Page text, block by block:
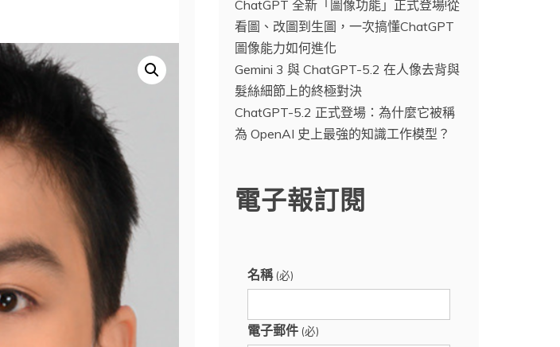
ChatGPT 全新「圖像功能」正式登場!從
看圖、改圖到生圖，一次搞懂ChatGPT
圖像能力如何進化
Gemini 3 與 ChatGPT-5.2 在人像去背與
髮絲細節上的終極對決
ChatGPT-5.2 正式登場：為什麼它被稱
為 OpenAI 史上最強的知識工作模型？
電子報訂閱
名稱 (必)
電子郵件 (必)